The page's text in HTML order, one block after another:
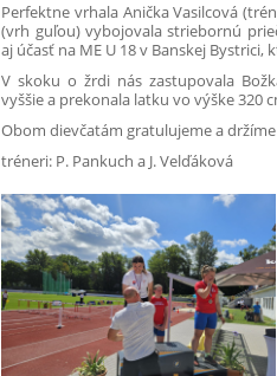
Perfektne vrhala Anička Vasilcová
(vrh guľou) vybojovala striebornú
aj účasť na ME U 18 v Banskej Bystrici,
V skoku o žrdi nás zastupovala
vyššie a prekonala latku vo výške 320
Obom dievčatám gratulujeme a
tréneri: P. Pankuch a J. Velďáková